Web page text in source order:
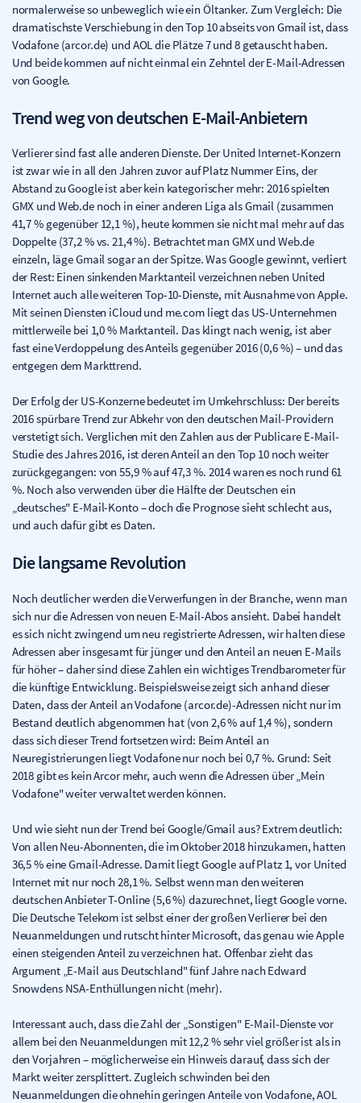
normalerweise so unbeweglich wie ein Öltanker. Zum Vergleich: Die
dramatischste Verschiebung in den Top 10 abseits von Gmail ist, dass
Vodafone (arcor.de) und AOL die Plätze 7 und 8 getauscht haben.
Und beide kommen auf nicht einmal ein Zehntel der E-Mail-Adressen
von Google.
Trend weg von deutschen E-Mail-Anbietern
Verlierer sind fast alle anderen Dienste. Der United Internet-Konzern
ist zwar wie in all den Jahren zuvor auf Platz Nummer Eins, der
Abstand zu Google ist aber kein kategorischer mehr: 2016 spielten
GMX und Web.de noch in einer anderen Liga als Gmail (zusammen
41,7 % gegenüber 12,1 %), heute kommen sie nicht mal mehr auf das
Doppelte (37,2 % vs. 21,4 %). Betrachtet man GMX und Web.de
einzeln, läge Gmail sogar an der Spitze. Was Google gewinnt, verliert
der Rest: Einen sinkenden Marktanteil verzeichnen neben United
Internet auch alle weiteren Top-10-Dienste, mit Ausnahme von Apple.
Mit seinen Diensten iCloud und me.com liegt das US-Unternehmen
mittlerweile bei 1,0 % Marktanteil. Das klingt nach wenig, ist aber
fast eine Verdoppelung des Anteils gegenüber 2016 (0,6 %) – und das
entgegen dem Markttrend.
Der Erfolg der US-Konzerne bedeutet im Umkehrschluss: Der bereits
2016 spürbare Trend zur Abkehr von den deutschen Mail-Providern
verstetigt sich. Verglichen mit den Zahlen aus der Publicare E-Mail-
Studie des Jahres 2016, ist deren Anteil an den Top 10 noch weiter
zurückgegangen: von 55,9 % auf 47,3 %. 2014 waren es noch rund 61
%. Noch also verwenden über die Hälfte der Deutschen ein
„deutsches" E-Mail-Konto – doch die Prognose sieht schlecht aus,
und auch dafür gibt es Daten.
Die langsame Revolution
Noch deutlicher werden die Verwerfungen in der Branche, wenn man
sich nur die Adressen von neuen E-Mail-Abos ansieht. Dabei handelt
es sich nicht zwingend um neu registrierte Adressen, wir halten diese
Adressen aber insgesamt für jünger und den Anteil an neuen E-Mails
für höher – daher sind diese Zahlen ein wichtiges Trendbarometer für
die künftige Entwicklung. Beispielsweise zeigt sich anhand dieser
Daten, dass der Anteil an Vodafone (arcor.de)-Adressen nicht nur im
Bestand deutlich abgenommen hat (von 2,6 % auf 1,4 %), sondern
dass sich dieser Trend fortsetzen wird: Beim Anteil an
Neuregistrierungen liegt Vodafone nur noch bei 0,7 %. Grund: Seit
2018 gibt es kein Arcor mehr, auch wenn die Adressen über „Mein
Vodafone" weiter verwaltet werden können.
Und wie sieht nun der Trend bei Google/Gmail aus? Extrem deutlich:
Von allen Neu-Abonnenten, die im Oktober 2018 hinzukamen, hatten
36,5 % eine Gmail-Adresse. Damit liegt Google auf Platz 1, vor United
Internet mit nur noch 28,1 %. Selbst wenn man den weiteren
deutschen Anbieter T-Online (5,6 %) dazurechnet, liegt Google vorne.
Die Deutsche Telekom ist selbst einer der großen Verlierer bei den
Neuanmeldungen und rutscht hinter Microsoft, das genau wie Apple
einen steigenden Anteil zu verzeichnen hat. Offenbar zieht das
Argument „E-Mail aus Deutschland" fünf Jahre nach Edward
Snowdens NSA-Enthüllungen nicht (mehr).
Interessant auch, dass die Zahl der „Sonstigen" E-Mail-Dienste vor
allem bei den Neuanmeldungen mit 12,2 % sehr viel größer ist als in
den Vorjahren – möglicherweise ein Hinweis darauf, dass sich der
Markt weiter zersplittert. Zugleich schwinden bei den
Neuanmeldungen die ohnehin geringen Anteile von Vodafone, AOL